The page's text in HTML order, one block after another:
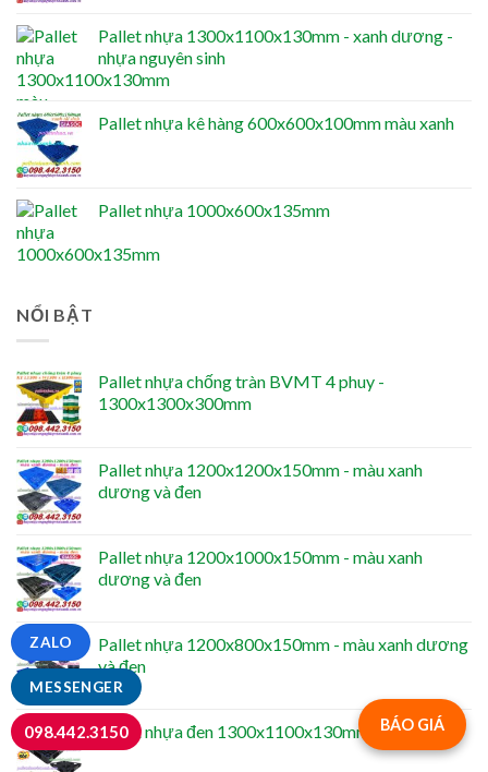
Pallet nhựa 1300x1100x130mm - xanh dương -
nhựa nguyên sinh
Pallet nhựa kê hàng 600x600x100mm màu xanh
Pallet nhựa 1000x600x135mm
NỔI BẬT
Pallet nhựa chống tràn BVMT 4 phuy -
1300x1300x300mm
Pallet nhựa 1200x1200x150mm - màu xanh
dương và đen
Pallet nhựa 1200x1000x150mm - màu xanh
dương và đen
Pallet nhựa 1200x800x150mm - màu xanh dương
và đen
Pallet nhựa đen 1300x1100x130mm BÁO GIÁ
MESSENGER
ZALO
098.442.3150